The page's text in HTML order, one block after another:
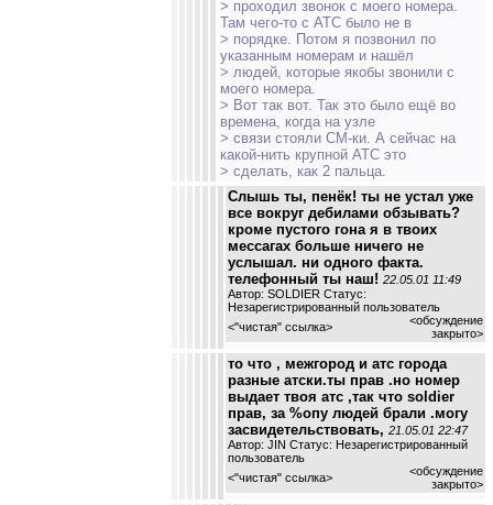
> проходил звонок с моего номера.
Там чего-то с АТС было не в
> порядке. Потом я позвонил по
указанным номерам и нашёл
> людей, которые якобы звонили с
моего номера.
> Вот так вот. Так это было ещё во
времена, когда на узле
> связи стояли СМ-ки. А сейчас на
какой-нить крупной АТС это
> сделать, как 2 пальца.
Слышь ты, пенёк! ты не устал уже
все вокруг дебилами обзывать?
кроме пустого гона я в твоих
мессагах больше ничего не
услышал. ни одного факта.
телефонный ты наш! 22.05.01 11:49
Автор: SOLDIER Статус:
Незарегистрированный пользователь
<"чистая" ссылка>
<обсуждение
закрыто>
то что , межгород и атс города
разные атски.ты прав .но номер
выдает твоя атс ,так что soldier
прав, за %опу людей брали .могу
засвидетельствовать, 21.05.01 22:47
Автор: JIN Статус: Незарегистрированный
пользователь
<"чистая" ссылка>
<обсуждение
закрыто>